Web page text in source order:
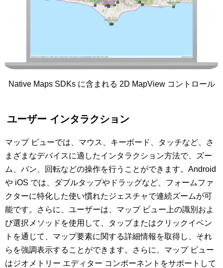
Native Maps SDKs に含まれる 2D MapView コントロール
ユーザー インタラクション
マップ ビューでは、マウス、キーボード、タッチなど、さ
まざまなデバイスに適したインタラクション方法で、ズー
ム、パン、回転などの操作を行うことができます。Android
や iOS では、ダブルタップやドラッグなど、フォームファ
クターに特化した使い慣れたジェスチャで連続ズームが可
能です。さらに、ユーザーは、マップ ビュー上の識別およ
び選択メソッドを使用して、タップまたはクリックイベン
トを通じて、マップ要素に関する詳細情報を取得し、それ
らを強調表示することができます。さらに、マップ ビュー
はジオメトリー エディター コンポーネントをサポートして